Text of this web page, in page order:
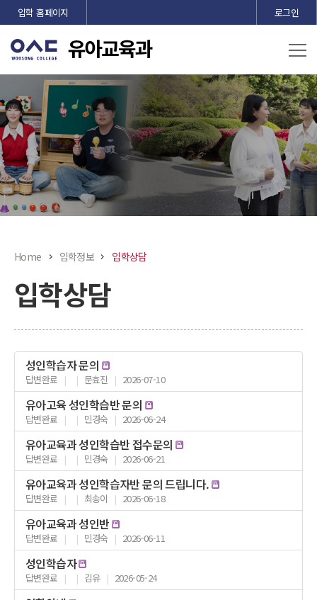
입학 홈페이지 로그인
Home 입학정보 입학상담
입학상담
성인학습자 문의
답변완료 | | 문효진 | 2026-07-10
유아고육 성인학습반 문의
답변완료 | | 민경숙 | 2026-06-24
유아교육과 성인학습반 접수문의
답변완료 | | 민경숙 | 2026-06-21
유아교육과 성인학습자반 문의 드립니다.
답변완료 | | 최송이 | 2026-06-18
유아교육과 성인반
답변완료 | | 민경숙 | 2026-06-11
성인학습자
답변완료 | | 김유 | 2026-05-24